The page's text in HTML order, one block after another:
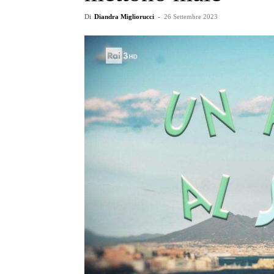
Di Diandra Migliorucci - 26 Settembre 2023